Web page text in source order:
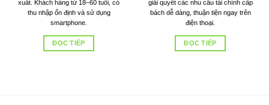
xuất. Khách hàng từ 18–60 tuổi, có
thu nhập ổn định và sử dụng
smartphone.
ĐỌC TIẾP
giải quyết các nhu cầu tài chính cấp
bách dễ dàng, thuận tiện ngay trên
điện thoại.
ĐỌC TIẾP